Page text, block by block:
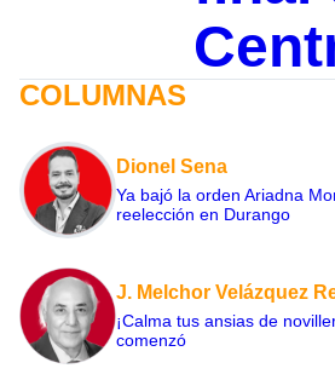
COLUMNAS
Dionel Sena
Ya bajó la orden Ariadna
reelección en Durango
J. Melchor Velázquez
¡Calma tus ansias de
comenzó